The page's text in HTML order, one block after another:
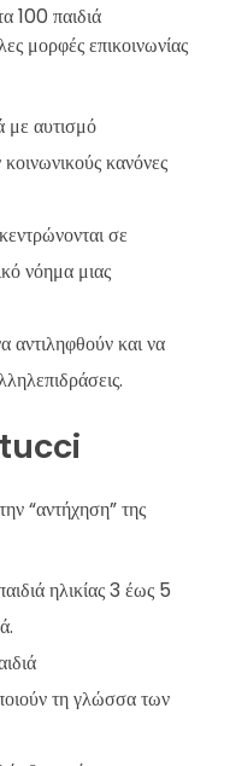
100 παιδιά
μορφές επικοινωνίας
με αυτισμό
κανόνες
σε
νόημα μιας
αντιληφθούν και να
“αντήχηση” της
ηλικίας 3 έως 5
τη γλώσσα των